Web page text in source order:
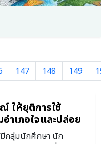
147 148 149
ให้ยุติการใช้
ำเภอใจและปล่อย
นักกิจกรรม
มีกลุ่มนักศึกษา นัก